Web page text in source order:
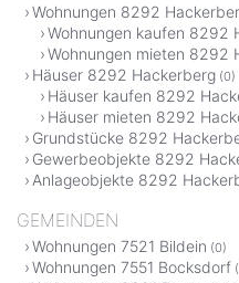
Wohnungen 8292
Wohnungen kaufen 8292
Wohnungen mieten 8292
Häuser 8292 Hackerberg (0)
Häuser kaufen 8292
Häuser mieten 8292
Grundstücke 8292
Gewerbeobjekte 8292
Anlageobjekte 8292
GEMEINDEN
Wohnungen 7521 Bildein (0)
Wohnungen 7551 Bocksdorf